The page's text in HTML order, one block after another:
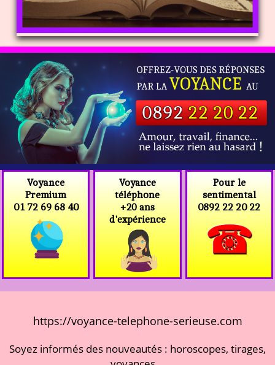
Voyance
Premium
01 72 69 68 40
Voyance
téléphone
+20 ans
d'expérience
Pour le
sentimental
0892 22 20 22
https://voyance-telephone-serieuse.com
Soyez informés des nouveautés : horoscopes, tirages,